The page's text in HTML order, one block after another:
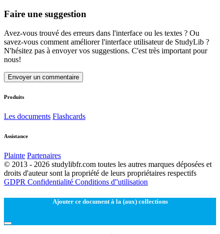
Faire une suggestion
Avez-vous trouvé des erreurs dans l'interface ou les textes ? Ou
savez-vous comment améliorer l'interface utilisateur de StudyLib ?
N'hésitez pas à envoyer vos suggestions. C'est très important pour
nous!
Envoyer un commentaire
Produits
Les documents Flashcards
Assistance
Plainte Partenaires
© 2013 - 2026 studylibfr.com toutes les autres marques déposées et
droits d'auteur sont la propriété de leurs propriétaires respectifs
GDPR Confidentialité Conditions d''utilisation
Ajouter ce document à la (aux) collections